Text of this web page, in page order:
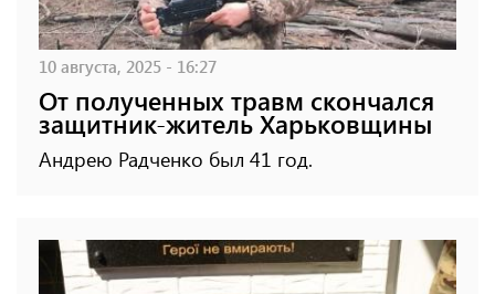
10 августа, 2025 - 16:27
От полученных травм скончался
защитник-житель Харьковщины
Андрею Радченко был 41 год.